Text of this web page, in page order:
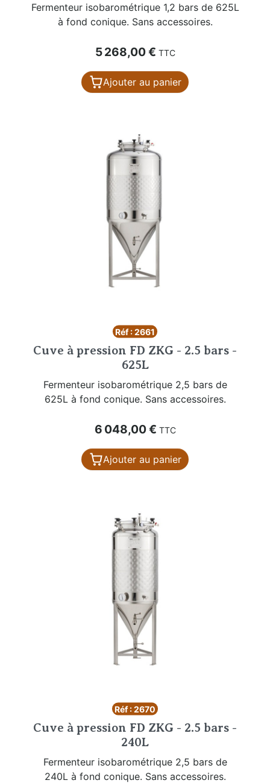
Fermenteur isobarométrique 1,2 bars de 625L
à fond conique. Sans accessoires.
Prix
5 268,00 € TTC
Ajouter au panier
Réf : 2661
Cuve à pression FD ZKG - 2.5 bars -
625L
Fermenteur isobarométrique 2,5 bars de
625L à fond conique. Sans accessoires.
Prix
6 048,00 € TTC
Ajouter au panier
Réf : 2670
Cuve à pression FD ZKG - 2.5 bars -
240L
Fermenteur isobarométrique 2,5 bars de
240L à fond conique. Sans accessoires.